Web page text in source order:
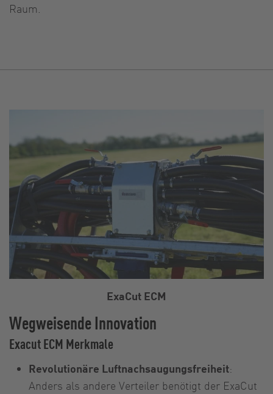
Raum.
Wegweisende Innovation
Exacut ECM Merkmale
Revolutionäre Luftnachsaugungsfreiheit:
Anders als andere Verteiler benötigt der ExaCut
ExaCut ECM